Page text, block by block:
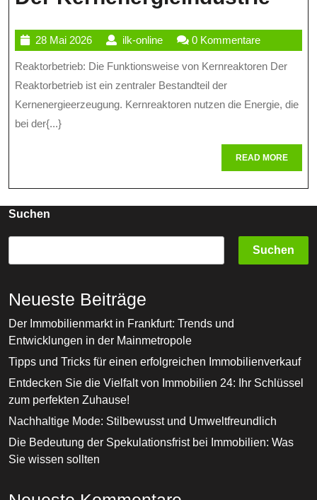
Des
Der
28 Mai 202628
Mai
2026
ilk-onlineilk-
online
0 Kommentare
Reaktorbetrieb: Die Funktionsweise von Kernreaktoren Der
Reaktorbetrieb ist ein zentraler Bestandteil der
Kernenergieerzeugung. Kernreaktoren nutzen die Energie, die
bei der{...}
READ MOREREAD
MORE
Suchen
Suchen
Neueste Beiträge
Der Immobilienmarkt in Frankfurt: Trends und
Entwicklungen in der Mainmetropole
Tipps und Tricks für einen erfolgreichen Immobilienverkauf
Entdecken Sie die Vielfalt von Immobilien 24: Ihr Schlüssel
zum perfekten Zuhause!
Nachhaltige Mode: Stilbewusst und Umweltfreundlich
Die Bedeutung der Spekulationsfrist bei Immobilien: Was
Sie wissen sollten